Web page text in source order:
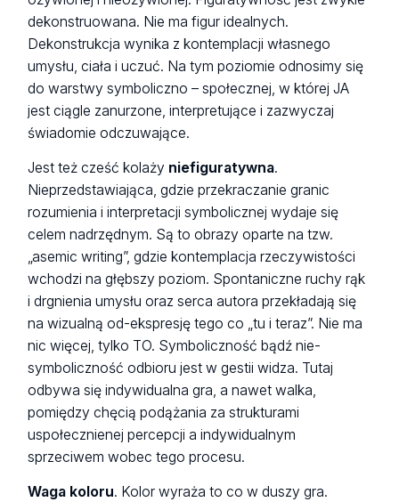
dekonstruowana. Nie ma figur idealnych.
Dekonstrukcja wynika z kontemplacji własnego
umysłu, ciała i uczuć. Na tym poziomie odnosimy się
do warstwy symboliczno – społecznej, w której JA
jest ciągle zanurzone, interpretujące i zazwyczaj
świadomie odczuwające.
Jest też cześć kolaży niefiguratywna.
Nieprzedstawiająca, gdzie przekraczanie granic
rozumienia i interpretacji symbolicznej wydaje się
celem nadrzędnym. Są to obrazy oparte na tzw.
„asemic writing”, gdzie kontemplacja rzeczywistości
wchodzi na głębszy poziom. Spontaniczne ruchy rąk
i drgnienia umysłu oraz serca autora przekładają się
na wizualną od-ekspresję tego co „tu i teraz”. Nie ma
nic więcej, tylko TO. Symboliczność bądź nie-
symboliczność odbioru jest w gestii widza. Tutaj
odbywa się indywidualna gra, a nawet walka,
pomiędzy chęcią podążania za strukturami
uspołecznienej percepcji a indywidualnym
sprzeciwem wobec tego procesu.
Waga koloru. Kolor wyraża to co w duszy gra.